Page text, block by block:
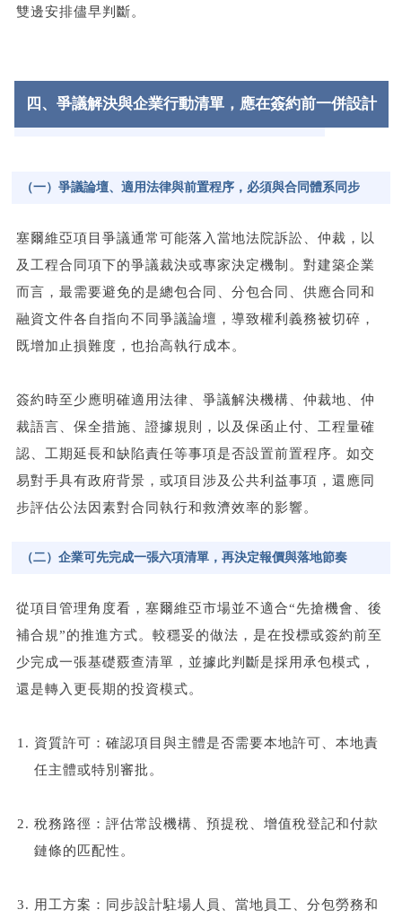
雙邊安排儘早判斷。
四、爭議解決與企業行動清單，應在簽約前一併設計
（一）爭議論壇、適用法律與前置程序，必須與合同體系同步
塞爾維亞項目爭議通常可能落入當地法院訴訟、仲裁，以
及工程合同項下的爭議裁決或專家決定機制。對建築企業
而言，最需要避免的是總包合同、分包合同、供應合同和
融資文件各自指向不同爭議論壇，導致權利義務被切碎，
既增加止損難度，也抬高執行成本。
簽約時至少應明確適用法律、爭議解決機構、仲裁地、仲
裁語言、保全措施、證據規則，以及保函止付、工程量確
認、工期延長和缺陷責任等事項是否設置前置程序。如交
易對手具有政府背景，或項目涉及公共利益事項，還應同
步評估公法因素對合同執行和救濟效率的影響。
（二）企業可先完成一張六項清單，再決定報價與落地節奏
從項目管理角度看，塞爾維亞市場並不適合“先搶機會、後
補合規”的推進方式。較穩妥的做法，是在投標或簽約前至
少完成一張基礎覈查清單，並據此判斷是採用承包模式，
還是轉入更長期的投資模式。
資質許可：確認項目與主體是否需要本地許可、本地責
任主體或特別審批。
稅務路徑：評估常設機構、預提稅、增值稅登記和付款
鏈條的匹配性。
用工方案：同步設計駐場人員、當地員工、分包勞務和